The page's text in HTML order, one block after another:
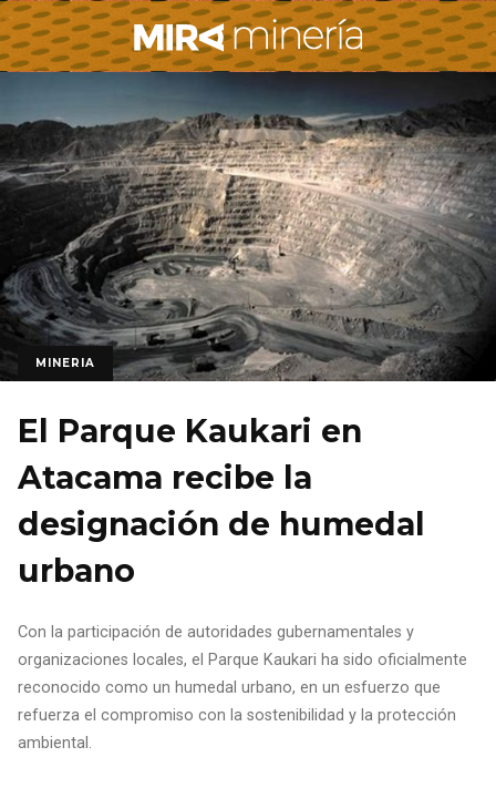
MINERIA
El Parque Kaukari en
Atacama recibe la
designación de humedal
urbano
Con la participación de autoridades gubernamentales y
organizaciones locales, el Parque Kaukari ha sido oficialmente
reconocido como un humedal urbano, en un esfuerzo que
refuerza el compromiso con la sostenibilidad y la protección
ambiental.